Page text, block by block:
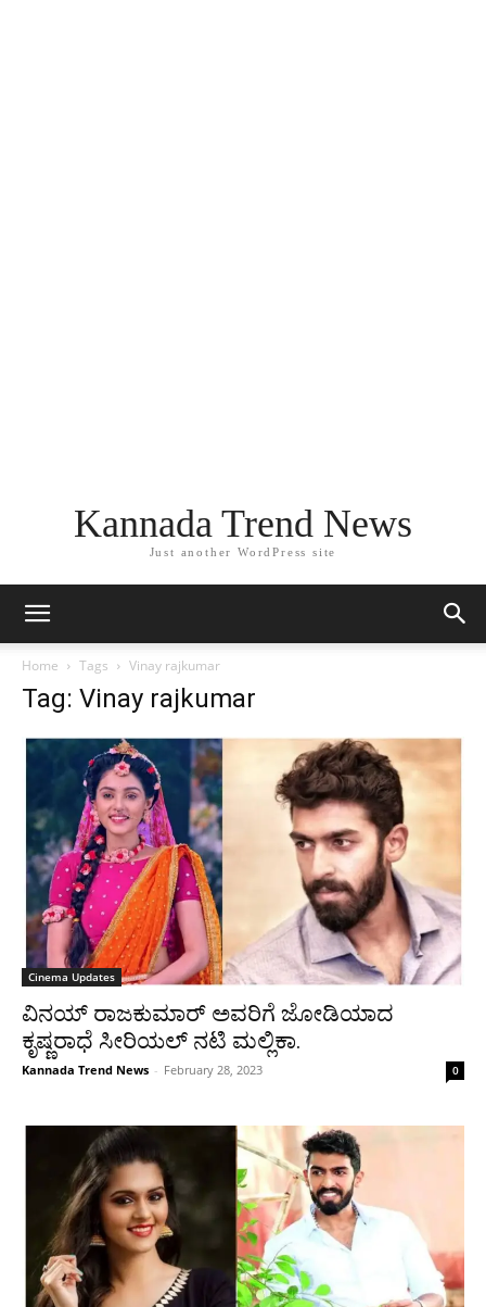
Kannada Trend News
Just another WordPress site
Home Tags Vinay rajkumar
Tag: Vinay rajkumar
Cinema Updates
ವಿನಯ್ ರಾಜಕುಮಾರ್ ಅವರಿಗೆ ಜೋಡಿಯಾದ
ಕೃಷ್ಣರಾಧೆ ಸೀರಿಯಲ್ ನಟಿ ಮಲ್ಲಿಕಾ.
Kannada Trend News - February 28, 2023 0